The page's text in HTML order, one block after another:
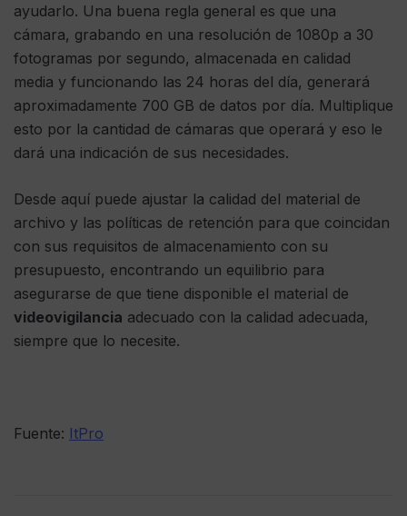
ayudarlo. Una buena regla general es que una
cámara, grabando en una resolución de 1080p a 30
fotogramas por segundo, almacenada en calidad
media y funcionando las 24 horas del día, generará
aproximadamente 700 GB de datos por día. Multiplique
esto por la cantidad de cámaras que operará y eso le
dará una indicación de sus necesidades.
Desde aquí puede ajustar la calidad del material de
archivo y las políticas de retención para que coincidan
con sus requisitos de almacenamiento con su
presupuesto, encontrando un equilibrio para
asegurarse de que tiene disponible el material de
videovigilancia adecuado con la calidad adecuada,
siempre que lo necesite.
Fuente: ItPro